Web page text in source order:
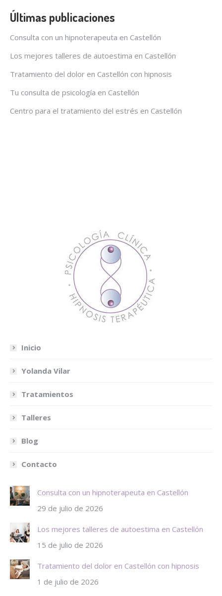
Últimas publicaciones
Consulta con un hipnoterapeuta en Castellón
Los mejores talleres de autoestima en Castellón
Tratamiento del dolor en Castellón con hipnosis
Tu consulta de psicología en Castellón
Centro para el tratamiento del estrés en Castellón
Inicio
Yolanda Vilar
Tratamientos
Talleres
Blog
Contacto
Consulta con un hipnoterapeuta en Castellón
29 de julio de 2026
Los mejores talleres de autoestima en Castellón
15 de julio de 2026
Tratamiento del dolor en Castellón con hipnosis
1 de julio de 2026